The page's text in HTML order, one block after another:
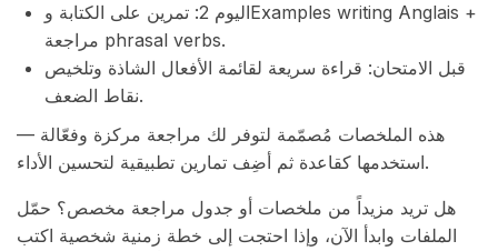
اليوم 2: تمرين على الكتابة وExamples writing Anglais +
مراجعة phrasal verbs.
قبل الامتحان: قراءة سريعة لقائمة الأفعال الشاذة وتلخيص
نقاط الضعف.
هذه الملخصات مُصمّمة لتوفر لك مراجعة مركزة وفعّالة —
استخدمها كقاعدة ثم أضِف تمارين تطبيقية لتحسين الأداء.
هل تريد مزيداً من ملخصات أو جدول مراجعة مخصص؟ حمّل
الملفات وابدأ الآن، وإذا احتجت إلى خطة زمنية شخصية اكتب